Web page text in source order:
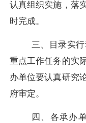
认真组织实施，落
时完成。
三、目录实
重点工作任务的实
办单位要认真研究
府审定。
四、各承办